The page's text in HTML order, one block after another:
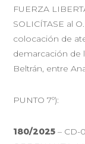
FUERZA
SOLICÍTASE al
colocación de
demarcación de
Beltrán, entre
PUNTO 7º):
180/2025 – CD-